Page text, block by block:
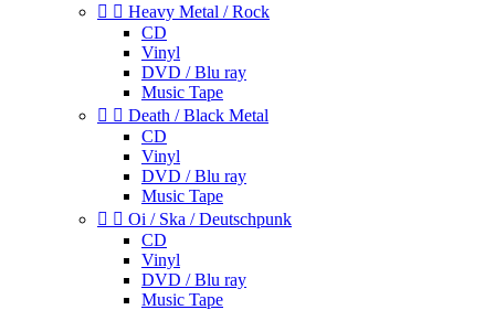
  Heavy Metal / Rock
CD
Vinyl
DVD / Blu ray
Music Tape
  Death / Black Metal
CD
Vinyl
DVD / Blu ray
Music Tape
  Oi / Ska / Deutschpunk
CD
Vinyl
DVD / Blu ray
Music Tape